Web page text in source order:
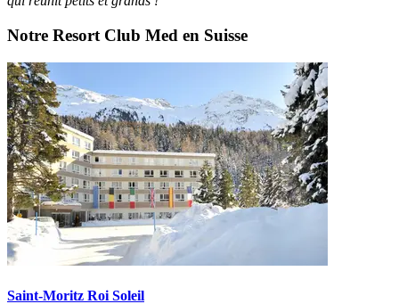
Notre Resort Club Med en Suisse
Saint-Moritz Roi Soleil